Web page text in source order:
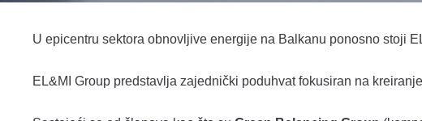
U epicentru sektora obnovljive energije na Balkanu ponosno stoji
EL&MI Group predstavlja zajednički poduhvat fokusiran na